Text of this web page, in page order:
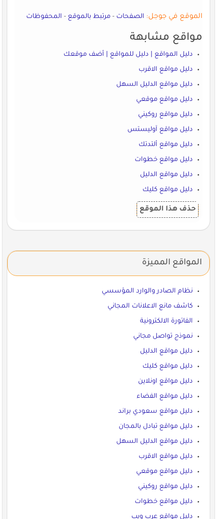
الموقع في جوجل: الصفحات-مرتبط بالموقع-المحفوظات
مواقع مشابهة
دليل المواقع | دليل للمواقع | أضف موقعك
دليل مواقع الاقرب
دليل مواقع الدليل السهل
دليل مواقع موقعي
دليل مواقع روكيني
دليل مواقع آوليستس
دليل مواقع ألتدتك
دليل مواقع خطوات
دليل مواقع الدليل
دليل مواقع كليك
حذف هذا الموقع
المواقع المميزة
نظام الصادر والوارد المؤسسي
كاشف مانع الاعلانات المجاني
الفاتورة الالكترونية
نموذج تواصل مجاني
دليل مواقع الدليل
دليل مواقع كليك
دليل مواقع اونلاين
دليل مواقع الفضاء
دليل مواقع سعودي براند
دليل مواقع تبادل بالمجان
دليل مواقع الدليل السهل
دليل مواقع الاقرب
دليل مواقع موقعي
دليل مواقع روكيني
دليل مواقع خطوات
دليل مواقع عرب ويب